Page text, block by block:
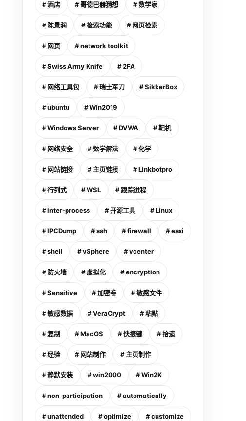
# 酒店 # 哥德巴赫猜想 # 数学家
# 陈景润 # 检索功能 # 网页检索
# 网页 # network toolkit
# Swiss Army Knife # 2FA
# 网络工具包 # 瑞士军刀 # SikkerBox
# ubuntu # Win2019
# Windows Server # DVWA # 靶机
# 网络安全 # 数学解法 # 化学
# 网站链接 # 主页链接 # Linkbotpro
# 行列式 # WSL # 跟踪进程
# inter-process # 开源工具 # Linux
# IPCDump # ssh # firewall # esxi
# shell # vSphere # vcenter
# 防火墙 # 虚拟化 # encryption
# Sensitive # 加密卷 # 敏感文件
# 敏感数据 # VeraCrypt # 粘贴
# 复制 # MacOS # 快捷键 # 拾遗
# 经验 # 网站制作 # 主页制作
# 静默安装 # win2000 # Win2K
# non-participation # automatically
# unattended # optimize # customize